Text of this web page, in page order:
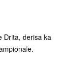
Drita, derisa ka